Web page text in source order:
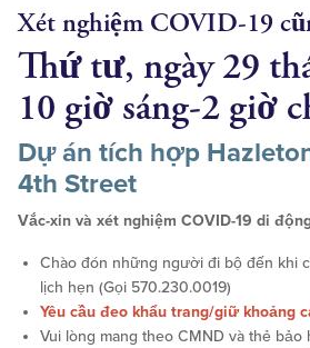
Xét nghiệm COVID-19
Thứ tư, ngày 29
10 giờ sáng-2 giờ
Dự án tích hợp
4th Street
Vắc-xin và xét nghiệm COVID-19 di
Chào đón những người đi bộ đến khi
lịch hẹn (Gọi 570.230.0019)
Yêu cầu đeo khẩu trang/giữ khoảng
Vui lòng mang theo CMND và thẻ bảo